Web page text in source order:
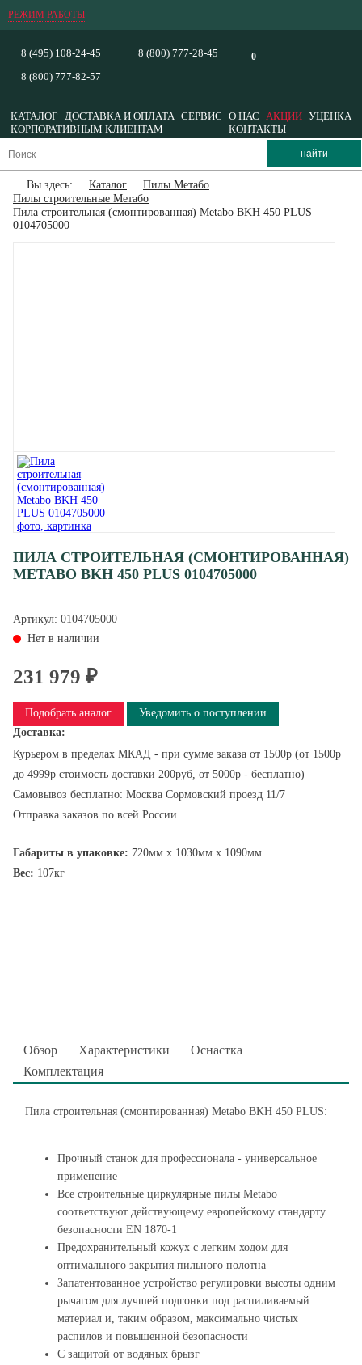
РЕЖИМ РАБОТЫ
0
8 (495) 108-24-45
8 (800) 777-82-57
8 (800) 777-28-45
КАТАЛОГ ДОСТАВКА И ОПЛАТА СЕРВИС О НАС АКЦИИ УЦЕНКА
КОРПОРАТИВНЫМ КЛИЕНТАМ
КОНТАКТЫ
Вы здесь: Каталог
Пилы Метабо
Пилы строительные Метабо
Пила строительная (смонтированная) Metabo BKH 450 PLUS
0104705000
ПИЛА СТРОИТЕЛЬНАЯ (СМОНТИРОВАННАЯ)
METABO BKH 450 PLUS 0104705000
Артикул: 0104705000
Нет в наличии
231 979 ₽
Подобрать аналог
Уведомить о поступлении
Доставка:
Курьером в пределах МКАД - при сумме заказа от 1500р (от 1500р
до 4999р стоимость доставки 200руб, от 5000р - бесплатно)
Самовывоз бесплатно: Москва Сормовский проезд 11/7
Отправка заказов по всей России
Габариты в упаковке: 720мм x 1030мм x 1090мм
Вес: 107кг
Обзор Характеристики
Оснастка
Комплектация
Пила строительная (смонтированная) Metabo BKH 450 PLUS:
Прочный станок для профессионала - универсальное
применение
Все строительные циркулярные пилы Metabo
соответствуют действующему европейскому стандарту
безопасности EN 1870-1
Предохранительный кожух с легким ходом для
оптимального закрытия пильного полотна
Запатентованное устройство регулировки высоты одним
рычагом для лучшей подгонки под распиливаемый
материал и, таким образом, максимально чистых
распилов и повышенной безопасности
С защитой от водяных брызг